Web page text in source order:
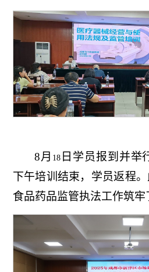
8月 18日学员报到并举
下午培训结束，学员返程
食品药品监管执法工作筑牢